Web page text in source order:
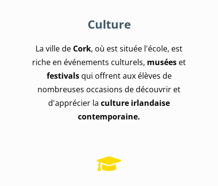
Culture
La ville de Cork, où est située l'école, est
riche en événements culturels, musées et
festivalsqui offrent aux élèves de
nombreuses occasions de découvrir et
d'apprécier la culture irlandaise
contemporaine.